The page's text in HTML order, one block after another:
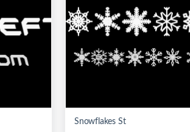
Snowflakes St